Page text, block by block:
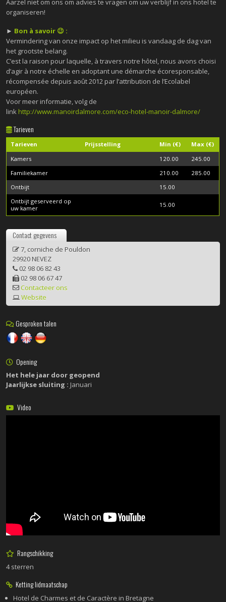
Aarzel niet om ons om advies te vragen om uw verblijf in ons hotel te
organiseren!
► Bon à savoir 😉 :
Vermindering van onze impact op het milieu is vandaag de dag van
het grootste belang.
C’est la raison pour laquelle, à travers notre hôtel, nous avons choisi
d’agir à notre échelle en adoptant une démarche écoresponsable,
récompensée depuis août 2012 par l’attribution de l’Ecolabel
européen.
Voor meer informatie, volg de
link http://www.manoirdalmore.com/eco-hotel-manoir-dalmore/
Tarieven
Tarieven Prijsstelling Min (€)
Max (€)
Kamers
120.00
245.00
Familiekamer
210.00
285.00
Ontbijt
15.00
Ontbijt geserveerd op
uw kamer
15.00
Contact gegevens
7, corniche de Pouldon
29920 NEVEZ
02 98 06 82 43
02 98 06 67 47
Contacteer ons
Website
Gesproken talen
Opening
Het hele jaar door geopend
Jaarlijkse sluiting : Januari
Video
Rangschikking
4 sterren
Ketting lidmaatschap
Hotel de Charmes et de Caractère in Bretagne